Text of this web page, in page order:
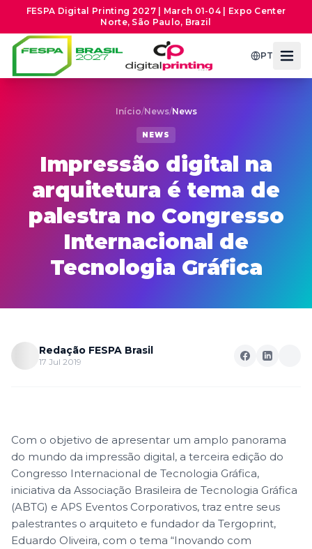
FESPA Digital Printing 2027 | March 01-04 | Expo Center
Norte, São Paulo, Brazil
PT
Início/News/News
NEWS
Impressão digital na
arquitetura é tema de
palestra no Congresso
Internacional de
Tecnologia Gráfica
Redação FESPA Brasil
17 Jul 2019
Com o objetivo de apresentar um amplo panorama
do mundo da impressão digital, a terceira edição do
Congresso Internacional de Tecnologia Gráfica,
iniciativa da Associação Brasileira de Tecnologia Gráfica
(ABTG) e APS Eventos Corporativos, traz entre seus
palestrantes o arquiteto e fundador da Tergoprint,
Eduardo Oliveira, com o tema “Inovando com